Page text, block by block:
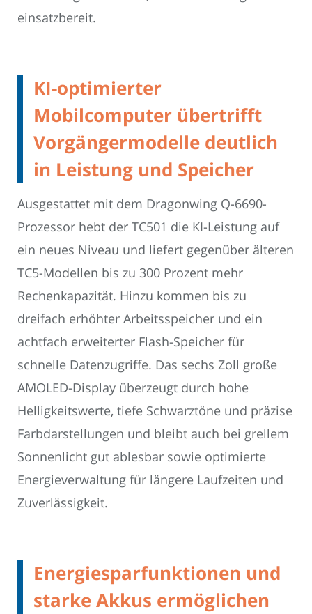
einsatzbereit.
KI-optimierter
Mobilcomputer übertrifft
Vorgängermodelle deutlich
in Leistung und Speicher
Ausgestattet mit dem Dragonwing Q-6690-
Prozessor hebt der TC501 die KI-Leistung auf
ein neues Niveau und liefert gegenüber älteren
TC5-Modellen bis zu 300 Prozent mehr
Rechenkapazität. Hinzu kommen bis zu
dreifach erhöhter Arbeitsspeicher und ein
achtfach erweiterter Flash-Speicher für
schnelle Datenzugriffe. Das sechs Zoll große
AMOLED-Display überzeugt durch hohe
Helligkeitswerte, tiefe Schwarztöne und präzise
Farbdarstellungen und bleibt auch bei grellem
Sonnenlicht gut ablesbar sowie optimierte
Energieverwaltung für längere Laufzeiten und
Zuverlässigkeit.
Energiesparfunktionen und
starke Akkus ermöglichen